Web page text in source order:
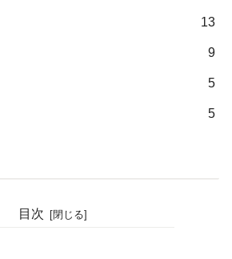
13
9
5
5
目次